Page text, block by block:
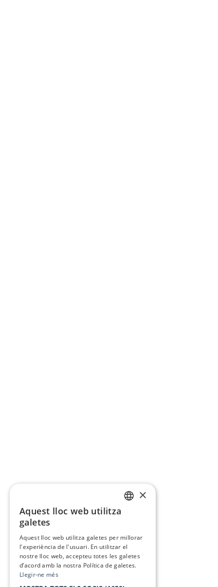
×
Aquest lloc web utilitza
galetes
Aquest lloc web utilitza galetes per millorar
l'experiència de l'usuari. En utilitzar el
nostre lloc web, accepteu totes les galetes
d’acord amb la nostra Política de galetes.
Llegir-ne més